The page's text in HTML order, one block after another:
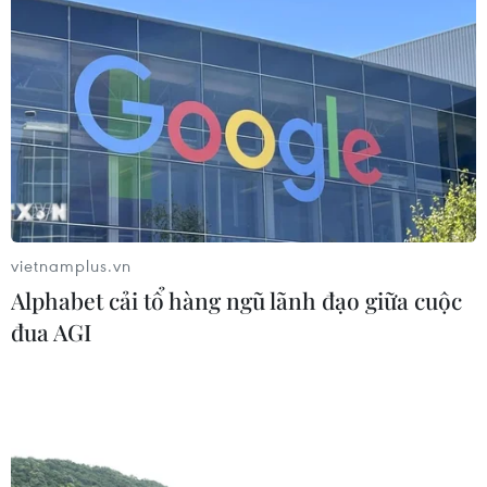
Đồng Nai cảnh báo người dân không
ném vật thể vào phương tiện trên cao
tốc
06/08/2026 04:24
Tăng tốc giải phóng mặt bằng mở
rộng cao tốc Cam Lộ-La Sơn qua
thành phố Huế
06/08/2026 03:01
Dự án cao tốc Châu Đốc-Cần Thơ-
vietnamplus.vn
Alphabet cải tổ hàng ngũ lãnh đạo giữa cuộc
đua AGI